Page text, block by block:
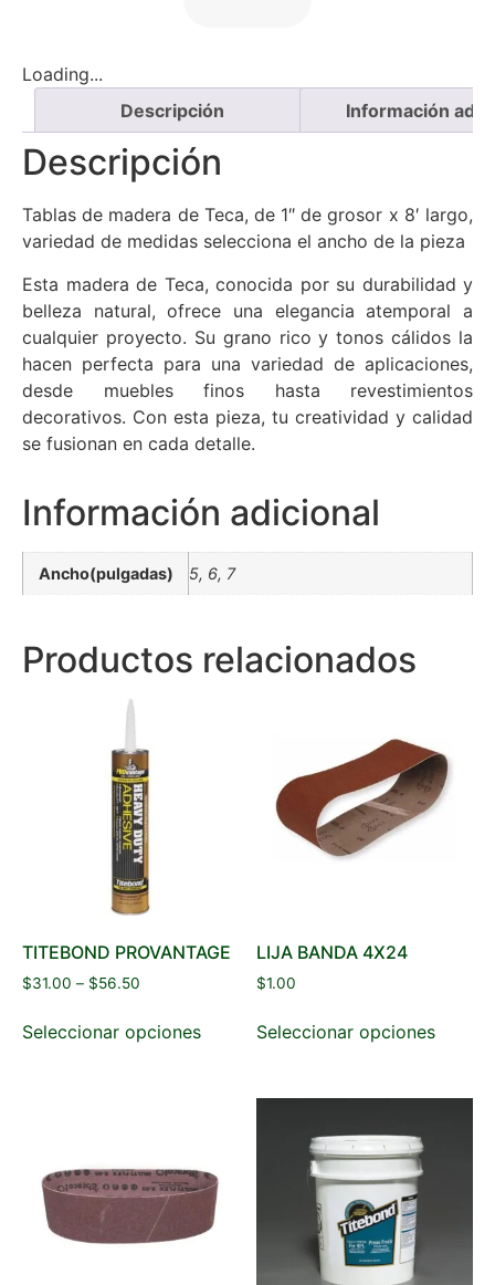
Loading...
Descripción
Información
Descripción
Tablas de madera de Teca, de 1″ de grosor x 8′ largo,
variedad de medidas selecciona el ancho de la pieza
Esta madera de Teca, conocida por su durabilidad y
belleza natural, ofrece una elegancia atemporal a
cualquier proyecto. Su grano rico y tonos cálidos la
hacen perfecta para una variedad de aplicaciones,
desde muebles finos hasta revestimientos
decorativos. Con esta pieza, tu creatividad y calidad
se fusionan en cada detalle.
Información adicional
Ancho(pulgadas) 5, 6, 7
Productos relacionados
TITEBOND PROVANTAGE
$31.00 – $56.50
Seleccionar opciones
LIJA BANDA 4X24
$1.00
Seleccionar opciones